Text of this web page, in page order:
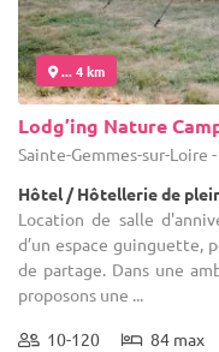
... 4 km
Lodg’ing Nature
Sainte-Gemmes-sur-Loire
Hôtel / Hôtellerie de
Location de salle
d’un espace guinguette,
de partage. Dans une
proposons une ...
10-120 84 max